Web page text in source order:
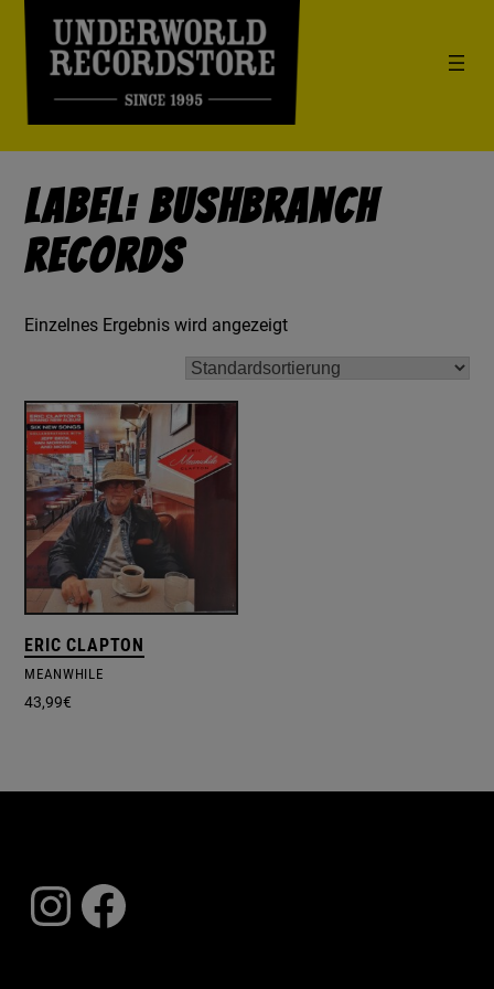
Label: Bushbranch
Records
Einzelnes Ergebnis wird angezeigt
ERIC CLAPTON
MEANWHILE
43,99€
Instagram
Facebook